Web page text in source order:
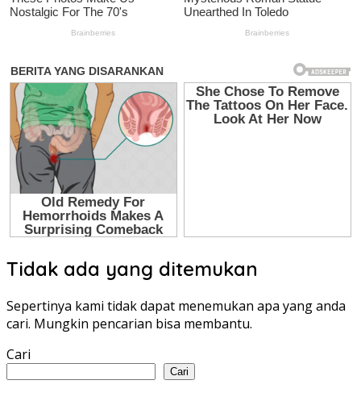
Tidak ada yang ditemukan
Sepertinya kami tidak dapat menemukan apa yang anda
cari. Mungkin pencarian bisa membantu.
Cari
Cari